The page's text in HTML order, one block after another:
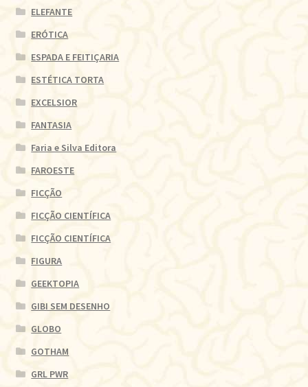
ELEFANTE
ERÓTICA
ESPADA E FEITIÇARIA
ESTÉTICA TORTA
EXCELSIOR
FANTASIA
Faria e Silva Editora
FAROESTE
FICÇÃO
FICÇÃO CIENTÍFICA
FICÇÃO CIENTÍFICA
FIGURA
GEEKTOPIA
GIBI SEM DESENHO
GLOBO
GOTHAM
GRL PWR